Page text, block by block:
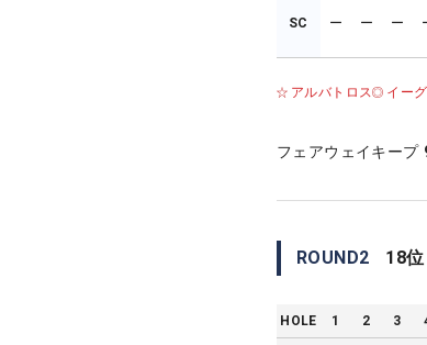
SC ー ー ー
アルバトロス イー
フェアウェイキープ
ROUND2 18位
HOLE 1 2 3